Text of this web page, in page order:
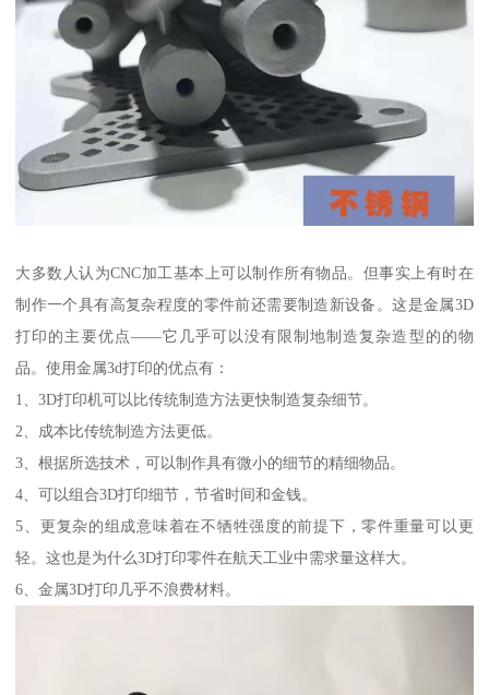
大多数人认为CNC加工基本上可以制作所有物品。但事实上有时在
制作一个具有高复杂程度的零件前还需要制造新设备。这是金属3D
打印的主要优点——它几乎可以没有限制地制造复杂造型的的物
品。使用金属3d打印的优点有：
1、3D打印机可以比传统制造方法更快制造复杂细节。
2、成本比传统制造方法更低。
3、根据所选技术，可以制作具有微小的细节的精细物品。
4、可以组合3D打印细节，节省时间和金钱。
5、更复杂的组成意味着在不牺牲强度的前提下，零件重量可以更
轻。这也是为什么3D打印零件在航天工业中需求量这样大。
6、金属3D打印几乎不浪费材料。